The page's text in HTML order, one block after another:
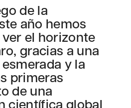
de la
año hemos
el horizonte
gracias a una
y la
primeras
de una
científica global